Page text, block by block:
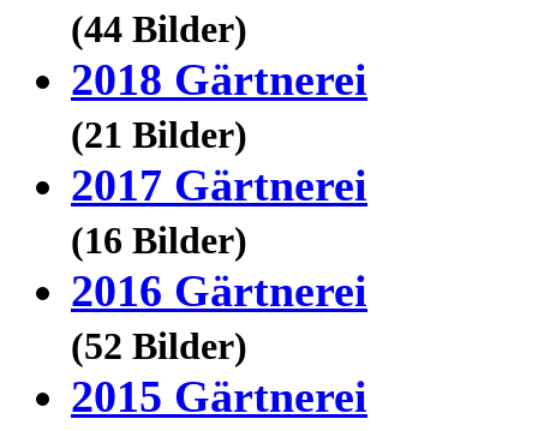
(44 Bilder)
2018 Gärtnerei
(21 Bilder)
2017 Gärtnerei
(16 Bilder)
2016 Gärtnerei
(52 Bilder)
2015 Gärtnerei